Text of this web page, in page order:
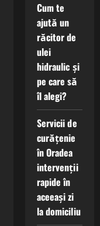
Cum te
ajută un
răcitor de
ulei
hidraulic și
pe care să
îl alegi?
Servicii de
curățenie
în Oradea
intervenții
rapide în
aceeași zi
la domiciliu